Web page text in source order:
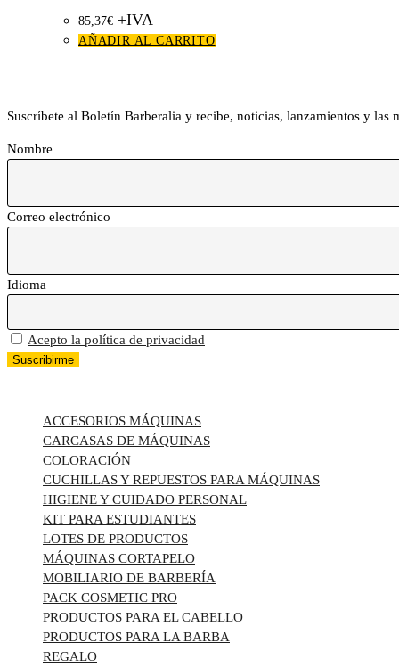
Suscríbete al Boletín Barberalia y recibe, noticias, lanzamientos y las
Nombre
Correo electrónico
Idioma
Acepto la política de privacidad
ACCESORIOS MÁQUINAS
CARCASAS DE MÁQUINAS
COLORACIÓN
CUCHILLAS Y REPUESTOS PARA MÁQUINAS
HIGIENE Y CUIDADO PERSONAL
KIT PARA ESTUDIANTES
LOTES DE PRODUCTOS
MÁQUINAS CORTAPELO
MOBILIARIO DE BARBERÍA
PACK COSMETIC PRO
PRODUCTOS PARA EL CABELLO
PRODUCTOS PARA LA BARBA
REGALO
85,37€ +IVA
AÑADIR AL CARRITO